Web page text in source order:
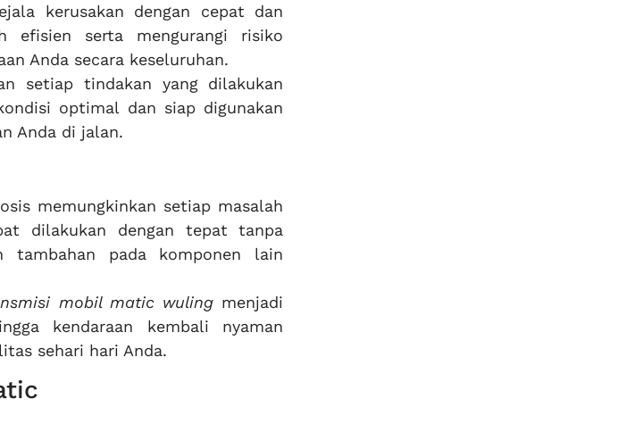
kerusakan dengan cepat dan
efisien serta mengurangi risiko
Anda secara keseluruhan.
setiap tindakan yang dilakukan
optimal dan siap digunakan
Anda di jalan.
memungkinkan setiap masalah
dilakukan dengan tepat tanpa
tambahan pada komponen lain
mobil matic wuling menjadi
kendaraan kembali nyaman
sehari hari Anda.